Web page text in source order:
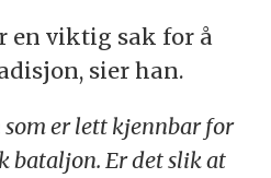
en viktig sak for å
sier han.
er lett kjennbar for
bataljon. Er det slik at